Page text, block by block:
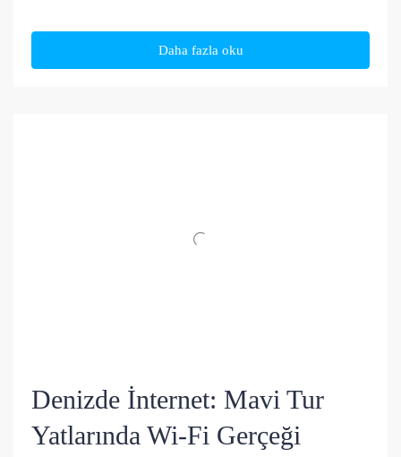
Daha fazla oku
Denizde İnternet: Mavi Tur
Yatlarında Wi-Fi Gerçeği